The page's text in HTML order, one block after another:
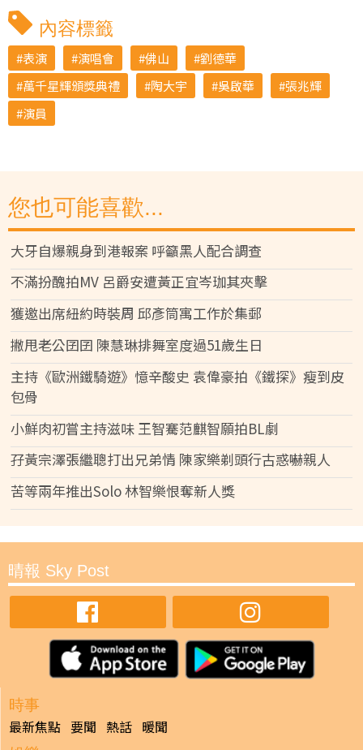
內容標籤
表演 演唱會 佛山
劉德華
萬千星輝頒獎典禮
陶大宇 吳啟華
張兆輝
演員
您也可能喜歡...
大牙自爆親身到港報案 呼籲黑人配合調查
不滿扮醜拍MV 呂爵安遭黃正宜岑珈其夾擊
獲邀出席紐約時裝周 邱彥筒寓工作於集郵
撇甩老公囝囝 陳慧琳排舞室度過51歲生日
主持《歐洲鐵騎遊》憶辛酸史 袁偉豪拍《鐵探》瘦到皮
包骨
小鮮肉初嘗主持滋味 王智騫范麒智願拍BL劇
孖黃宗澤張繼聰打出兄弟情 陳家樂剃頭行古惑嚇親人
苦等兩年推出Solo 林智樂恨奪新人獎
晴報 Sky Post
時事
最新焦點 要聞 熱話 暖聞